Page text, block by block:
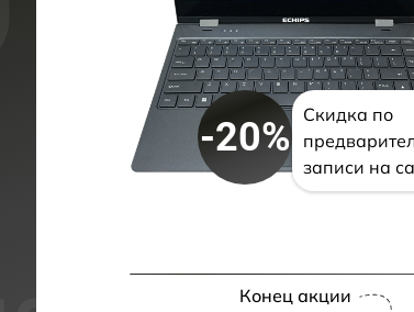
-20%
Скидка по
записи на
Конец акции